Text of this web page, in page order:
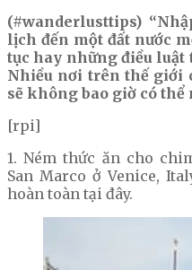
(#wanderlusttips)
lịch đến một đất nước
tục hay những điều luật
Nhiều nơi trên thế giới
sẽ không bao giờ có thể
[rpi]
1. Ném thức ăn cho
San Marco ở Venice,
hoàn toàn tại đây.